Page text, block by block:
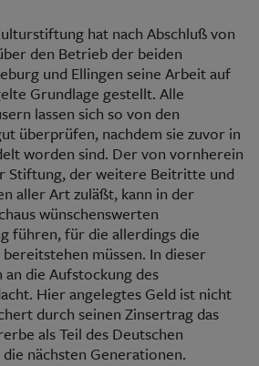
hat nach Abschluß von
den Betrieb der beiden
und Ellingen seine Arbeit auf
Grundlage gestellt. Alle
lassen sich so von den
überprüfen, nachdem sie zuvor in
worden sind. Der von vornherein
Stiftung, der weitere Beitritte und
aller Art zuläßt, kann in der
wünschenswerten
führen, für die allerdings die
müssen. In dieser
die Aufstockung des
Hier angelegtes Geld ist nicht
durch seinen Zinsertrag das
als Teil des Deutschen
nächsten Generationen.